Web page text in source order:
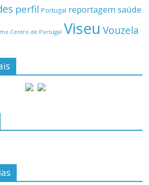
perfil Portugal reportagemsaúde
Centro de Portugal Viseu Vouzela